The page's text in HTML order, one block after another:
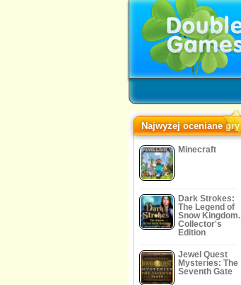
Najwyżej oceniane gry
Minecraft
Dark Strokes:
The Legend of
Snow Kingdom.
Collector's
Edition
Jewel Quest
Mysteries: The
Seventh Gate